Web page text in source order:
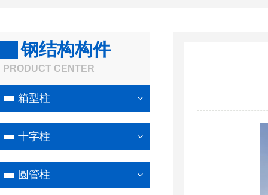
钢结构构件
PRODUCT CENTER
箱型柱
十字柱
圆管柱